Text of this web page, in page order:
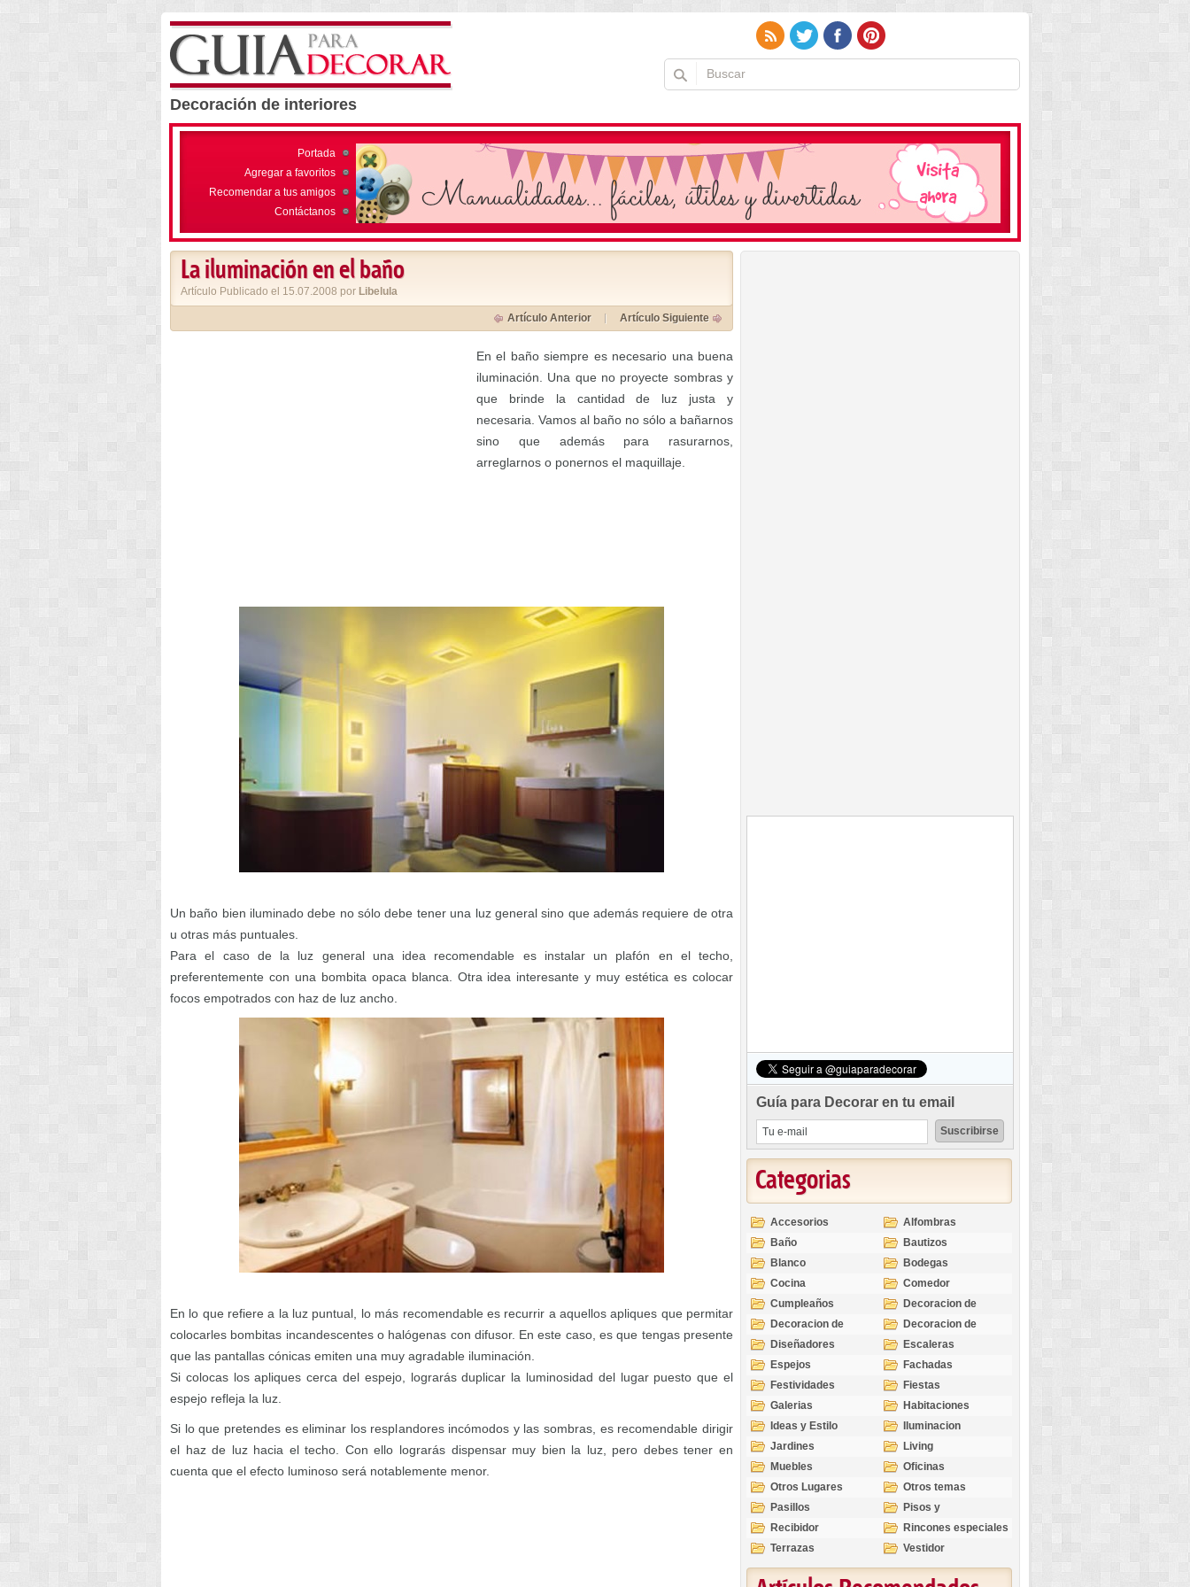
Decoración de interiores
Portada
Agregar a favoritos
Recomendar a tus amigos
Contáctanos
La iluminación en el baño
Artículo Publicado el 15.07.2008 por Libelula
Artículo Anterior Artículo Siguiente
En el baño siempre es necesario una buena
iluminación. Una que no proyecte sombras y
que brinde la cantidad de luz justa y
necesaria. Vamos al baño no sólo a bañarnos
sino que además para rasurarnos,
arreglarnos o ponernos el maquillaje.
Un baño bien iluminado debe no sólo debe tener una luz general sino que además requiere de otra
u otras más puntuales.
Para el caso de la luz general una idea recomendable es instalar un plafón en el techo,
preferentemente con una bombita opaca blanca. Otra idea interesante y muy estética es colocar
focos empotrados con haz de luz ancho.
En lo que refiere a la luz puntual, lo más recomendable es recurrir a aquellos apliques que permitar
colocarles bombitas incandescentes o halógenas con difusor. En este caso, es que tengas presente
que las pantallas cónicas emiten una muy agradable iluminación.
Si colocas los apliques cerca del espejo, lograrás duplicar la luminosidad del lugar puesto que el
espejo refleja la luz.
Si lo que pretendes es eliminar los resplandores incómodos y las sombras, es recomendable dirigir
el haz de luz hacia el techo. Con ello lograrás dispensar muy bien la luz, pero debes tener en
cuenta que el efecto luminoso será notablemente menor.
Guía para Decorar en tu email
Categorias
Accesorios
Alfombras
Baño
Bautizos
Blanco
Bodegas
Cocina
Comedor
Cumpleaños
Decoracion de
Exteriores
Decoracion de
Interiores
Decoracion de
Ocasiones
Diseñadores
Escaleras
Espejos
Fachadas
Festividades
Fiestas
Galerias
Habitaciones
Ideas y Estilo
Iluminacion
Jardines
Living
Muebles
Oficinas
Otros Lugares
Otros temas
Pasillos
Pisos y
revestimientos
Recibidor
Rincones especiales
Terrazas
Vestidor